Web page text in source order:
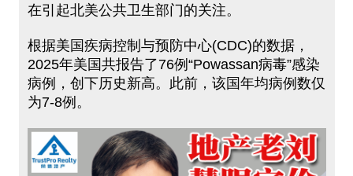
在引起北美公共卫生部门的关注。
根据美国疾病控制与预防中心(CDC)的数据，
2025年美国共报告了76例“Powassan病毒”感染
病例，创下历史新高。此前，该国年均病例数仅
为7-8例。